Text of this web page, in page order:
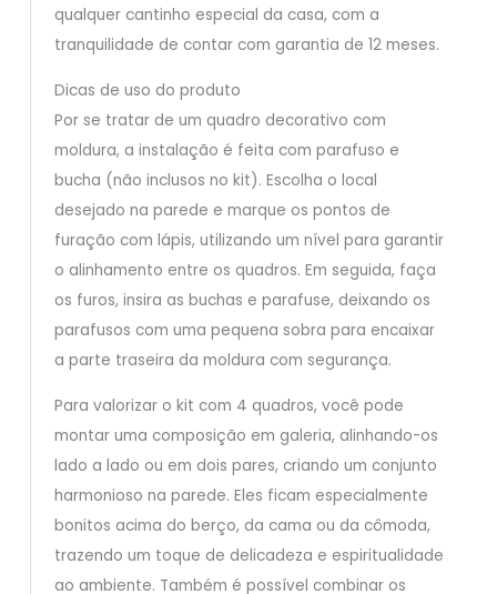
qualquer cantinho especial da casa, com a
tranquilidade de contar com garantia de 12 meses.
Dicas de uso do produto
Por se tratar de um quadro decorativo com
moldura, a instalação é feita com parafuso e
bucha (não inclusos no kit). Escolha o local
desejado na parede e marque os pontos de
furação com lápis, utilizando um nível para garantir
o alinhamento entre os quadros. Em seguida, faça
os furos, insira as buchas e parafuse, deixando os
parafusos com uma pequena sobra para encaixar
a parte traseira da moldura com segurança.
Para valorizar o kit com 4 quadros, você pode
montar uma composição em galeria, alinhando-os
lado a lado ou em dois pares, criando um conjunto
harmonioso na parede. Eles ficam especialmente
bonitos acima do berço, da cama ou da cômoda,
trazendo um toque de delicadeza e espiritualidade
ao ambiente. Também é possível combinar os